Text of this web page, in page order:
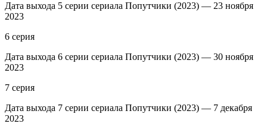
Дата выхода 5 серии сериала Попутчики (2023) — 23 ноября
2023
6 серия
Дата выхода 6 серии сериала Попутчики (2023) — 30 ноября
2023
7 серия
Дата выхода 7 серии сериала Попутчики (2023) — 7 декабря
2023